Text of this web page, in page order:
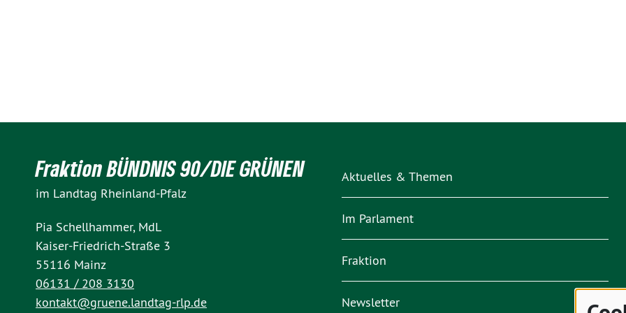
Fraktion BÜNDNIS 90/DIE GRÜNEN
im Landtag Rheinland-Pfalz
Pia Schellhammer, MdL
Kaiser-Friedrich-Straße 3
55116 Mainz
06131 / 208 3130
kontakt@gruene.landtag-rlp.de
Aktuelles & Themen
Im Parlament
Fraktion
Newsletter